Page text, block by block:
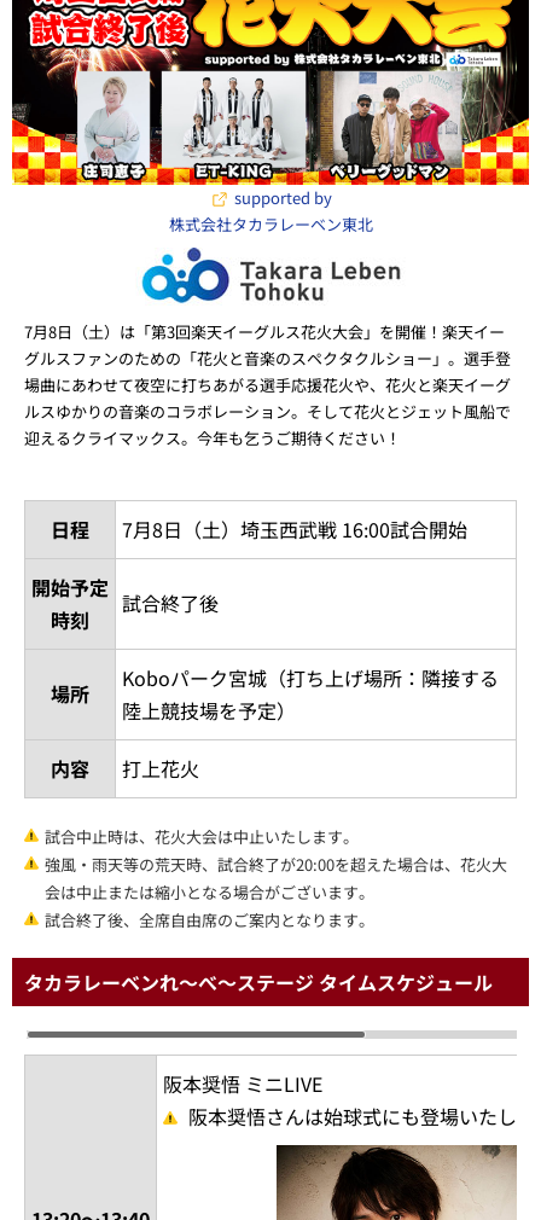
supported by
株式会社タカラレーベン東北
7月8日（土）は「第3回楽天イーグルス花火大会」を開催！楽天イー
グルスファンのための「花火と音楽のスペクタクルショー」。選手登
場曲にあわせて夜空に打ちあがる選手応援花火や、花火と楽天イーグ
ルスゆかりの音楽のコラボレーション。そして花火とジェット風船で
迎えるクライマックス。今年も乞うご期待ください！
日程
7月8日（土）埼玉西武戦 16:00試合開始
開始予定
時刻
試合終了後
場所
Koboパーク宮城（打ち上げ場所：隣接する
陸上競技場を予定）
内容
打上花火
試合中止時は、花火大会は中止いたします。
強風・雨天等の荒天時、試合終了が20:00を超えた場合は、花火大
会は中止または縮小となる場合がございます。
試合終了後、全席自由席のご案内となります。
タカラレーベンれ～べ～ステージ タイムスケジュール
阪本奨悟 ミニLIVE
阪本奨悟さんは始球式にも登場いたし